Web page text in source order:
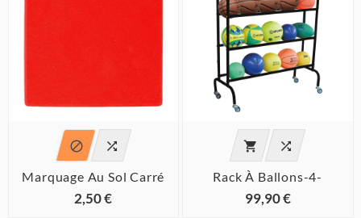
 
Marquage Au Sol Carré
2,50 €
 
Rack À Ballons-4-
99,90 €